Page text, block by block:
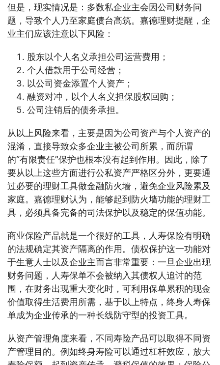
但是，现实情况是：多数私企业主会因公司财务问
题，导致个人乃至家庭债台高筑。嘉德理财提醒，企
业主们应该注意以下风险：
股东以个人名义承担公司运营费用；
个人借款用于公司经营；
以公司资金添置个人资产；
融资对冲，以个人名义担保股权回购；
公司注销后的债务承担。
从以上风险来看，主要是因为公司资产与个人资产的
混淆，直接导致众多企业主被公司所累，而所谓
的“有限责任”保护也根本没有起到作用。因此，除了
要从以上这些方面进行公私资产严格区分外，更要通
过必要的理财工具做金融防火墙，避免企业风险累及
家庭。嘉德理财认为，能够起到防火墙功能的理财工
具，必须具备完备的司法保护以及稳定的保值功能。
商业保险产品就是一个很好的工具，人寿保险有明确
的法规确定其资产隔离的作用。债权保护这一功能对
于生意人士以及企业主而言非常重要：一旦企业出现
财务问题，人寿保单不会被纳入其债权人追讨的范
围，在财务出现重大变化时，可利用保单累积的现金
价值取得生活费用所需，基于以上特点，终身人寿保
单成为企业传承的一种长线防守型的投资工具。
从资产管理角度来看，不同寿险产品可以取得不同资
产管理目的。例如终身寿险可以通过杠杆效应，放大